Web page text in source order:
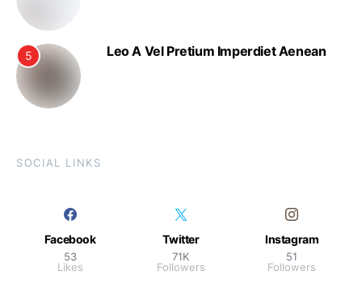
5 Leo A Vel Pretium Imperdiet Aenean
SOCIAL LINKS
Facebook
53
Likes
Twitter
71K
Followers
Instagram
51
Followers